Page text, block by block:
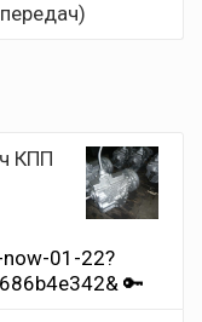
КПП
01-22?
🔑